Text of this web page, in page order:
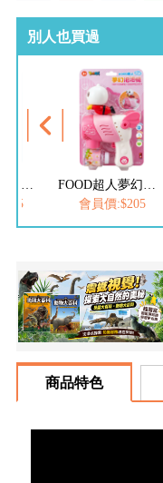
別人也買過
會員價:$205
商品特色